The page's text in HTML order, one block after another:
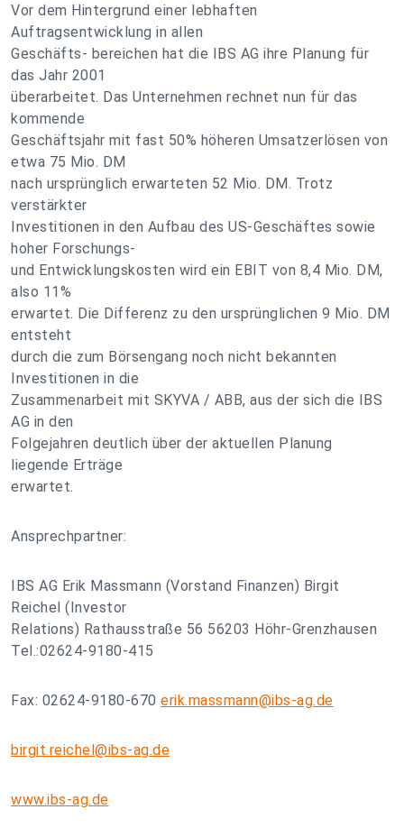
Vor dem Hintergrund einer lebhaften
Auftragsentwicklung in allen
Geschäfts- bereichen hat die IBS AG ihre Planung für
das Jahr 2001
überarbeitet. Das Unternehmen rechnet nun für das
kommende
Geschäftsjahr mit fast 50% höheren Umsatzerlösen von
etwa 75 Mio. DM
nach ursprünglich erwarteten 52 Mio. DM. Trotz
verstärkter
Investitionen in den Aufbau des US-Geschäftes sowie
hoher Forschungs-
und Entwicklungskosten wird ein EBIT von 8,4 Mio. DM,
also 11%
erwartet. Die Differenz zu den ursprünglichen 9 Mio. DM
entsteht
durch die zum Börsengang noch nicht bekannten
Investitionen in die
Zusammenarbeit mit SKYVA / ABB, aus der sich die IBS
AG in den
Folgejahren deutlich über der aktuellen Planung
liegende Erträge
erwartet.
Ansprechpartner:
IBS AG Erik Massmann (Vorstand Finanzen) Birgit
Reichel (Investor
Relations) Rathausstraße 56 56203 Höhr-Grenzhausen
Tel.:02624-9180-415
Fax: 02624-9180-670 erik.massmann@ibs-ag.de
birgit.reichel@ibs-ag.de
www.ibs-ag.de